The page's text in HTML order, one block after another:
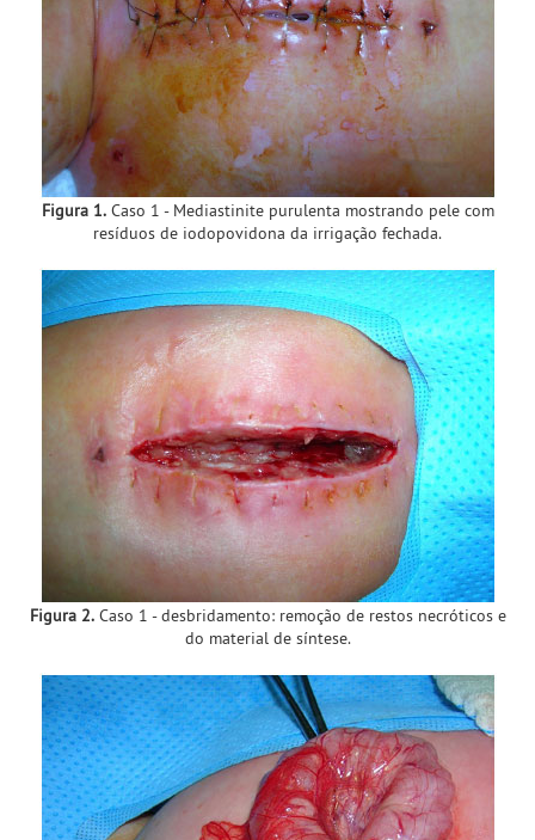
Figura 1.Caso 1 - Mediastinite purulenta mostrando pele com
resíduos de iodopovidona da irrigação fechada.
Figura 2.Caso 1 - desbridamento: remoção de restos necróticos e
do material de síntese.